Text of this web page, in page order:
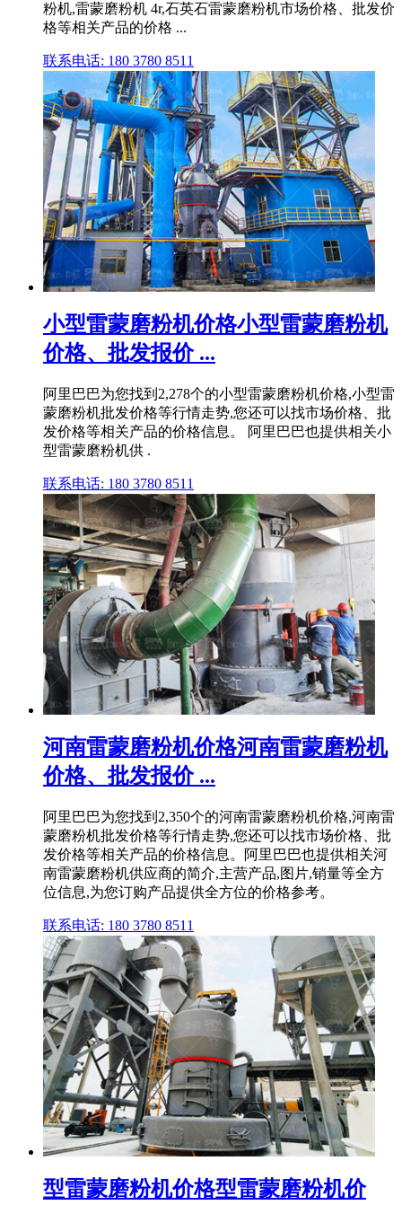
粉机,雷蒙磨粉机 4r,石英石雷蒙磨粉机市场价格、批发价
格等相关产品的价格 ...
联系电话: 180 3780 8511
小型雷蒙磨粉机价格小型雷蒙磨粉机
价格、批发报价 ...
阿里巴巴为您找到2,278个的小型雷蒙磨粉机价格,小型雷
蒙磨粉机批发价格等行情走势,您还可以找市场价格、批
发价格等相关产品的价格信息。 阿里巴巴也提供相关小
型雷蒙磨粉机供 .
联系电话: 180 3780 8511
河南雷蒙磨粉机价格河南雷蒙磨粉机
价格、批发报价 ...
阿里巴巴为您找到2,350个的河南雷蒙磨粉机价格,河南雷
蒙磨粉机批发价格等行情走势,您还可以找市场价格、批
发价格等相关产品的价格信息。阿里巴巴也提供相关河
南雷蒙磨粉机供应商的简介,主营产品,图片,销量等全方
位信息,为您订购产品提供全方位的价格参考。
联系电话: 180 3780 8511
型雷蒙磨粉机价格型雷蒙磨粉机价